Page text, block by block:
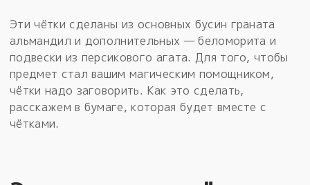
Эти чётки сделаны из основных бусин граната
альмандил и дополнительных — беломорита и
подвески из персикового агата. Для того, чтобы
предмет стал вашим магическим помощником,
чётки надо заговорить. Как это сделать,
расскажем в бумаге, которая будет вместе с
чётками.